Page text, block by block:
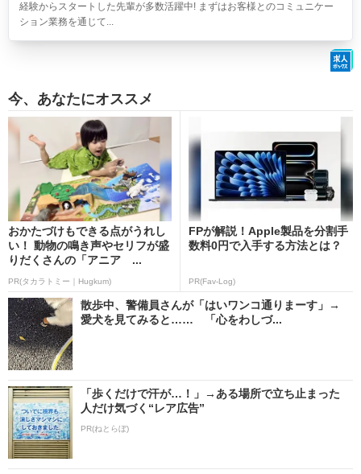
経験からスタートした先輩が多数活躍中! まずはお客様とのコミュニケー
ション業務を通じて...
今、あなたにオススメ
おかたづけもできる点がうれし
い！ 動物の鳴き声やセリフが盛
りだくさんの「アニア ...
PR(タカラトミー｜Hugkum)
FPが解説！Apple製品を分割手
数料0円で入手する方法とは？
PR(Fav-Log)
散歩中、警備員さんが「はいワンコ通りまーす」→
愛犬を見てみると…… 「心をわしづ...
「歩くだけで汗が…！」→ある場所で立ち止まった
人だけ気づく“レア広告”
PR(ねとらぼ)